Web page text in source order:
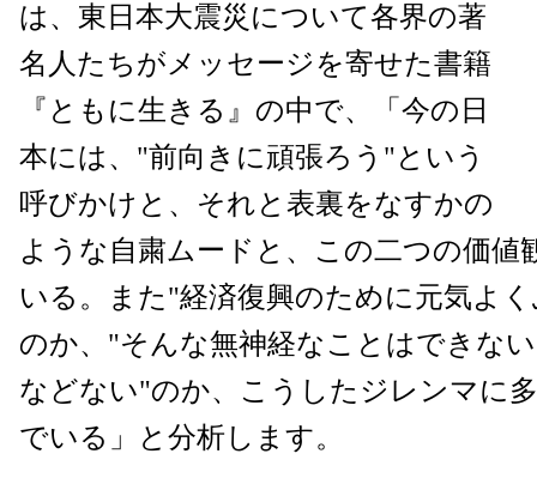
は、東日本大震災について各界の著
名人たちがメッセージを寄せた書籍
『ともに生きる』の中で、「今の日
本には、"前向きに頑張ろう"という
呼びかけと、それと表裏をなすかの
ような自粛ムードと、この二つの価値
いる。また"経済復興のために元気よ
のか、"そんな無神経なことはできな
などない"のか、こうしたジレンマに
でいる」と分析します。